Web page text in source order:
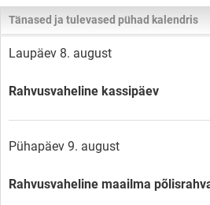
Tänased ja tulevased pühad kalendris
Laupäev 8. august
Rahvusvaheline kassipäev
Pühapäev 9. august
Rahvusvaheline maailma